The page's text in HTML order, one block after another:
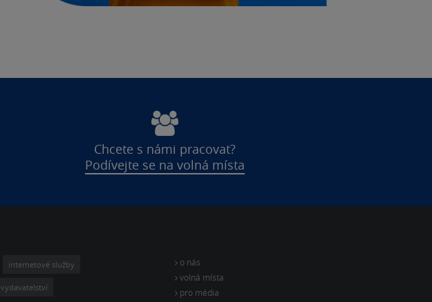
Chcete s námi pracovat?
Podívejte se na volná místa
internetové služby
vydavatelství
o nás
volná místa
pro média